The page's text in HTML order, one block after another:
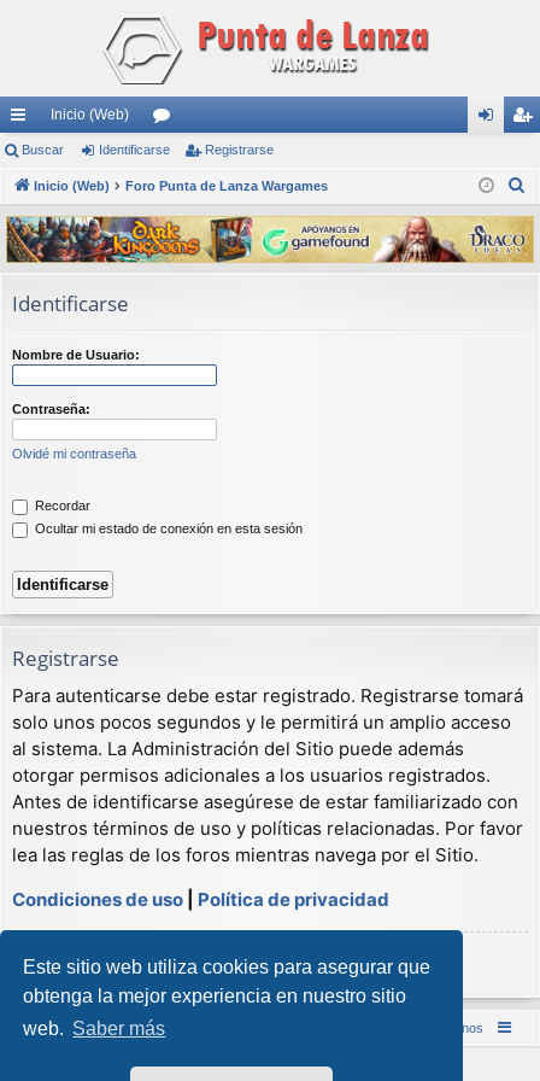
Este sitio web utiliza cookies para asegurar que
obtenga la mejor experiencia en nuestro sitio
web. Saber más
nl
ac
es
rá
pi
s
Inicio (Web)
or
os nti
fic
ar
ist
ra
rs
Buscar Identificarse Registrarse
Inicio (Web) Foro Punta de Lanza Wargames
s
c
Identificarse
Nombre de Usuario:
Contraseña:
Olvidé mi contraseña
Recordar
Ocultar mi estado de conexión en esta sesión
Registrarse
Para autenticarse debe estar registrado. Registrarse tomará
solo unos pocos segundos y le permitirá un amplio acceso
al sistema. La Administración del Sitio puede además
otorgar permisos adicionales a los usuarios registrados.
Antes de identificarse asegúrese de estar familiarizado con
nuestros términos de uso y políticas relacionadas. Por favor
lea las reglas de los foros mientras navega por el Sitio.
Condiciones de uso
Política de privacidad
Registrarse
Inicio (Web) Foro Punta de Lanza Wargames Contáctenos
Desarrollado porphpBB® Forum Software © phpBB Limited